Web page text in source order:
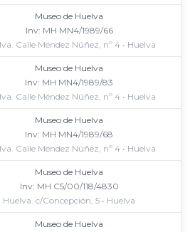
Museo de Huelva
Inv: MH MN4/1989/66
Calle Méndez Núñez, nº 4 • Huelva
Museo de Huelva
Inv: MH MN4/1989/83
Calle Méndez Núñez, nº 4 • Huelva
Museo de Huelva
Inv: MH MN4/1989/68
Calle Méndez Núñez, nº 4 • Huelva
Museo de Huelva
Inv: MH C5/00/118/4830
Huelva. c/Concepción, 5 • Huelva
Museo de Huelva